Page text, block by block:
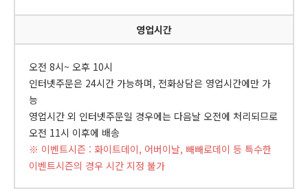
영업시간
오전 8시~ 오후 10시
인터넷주문은 24시간 가능하며, 전화상담은 영업시간에만 가
능
영업시간 외 인터넷주문일 경우에는 다음날 오전에 처리되므로
오전 11시 이후에 배송
※ 이벤트시즌 : 화이트데이, 어버이날, 빼빼로데이 등 특수한
이벤트시즌의 경우 시간 지정 불가